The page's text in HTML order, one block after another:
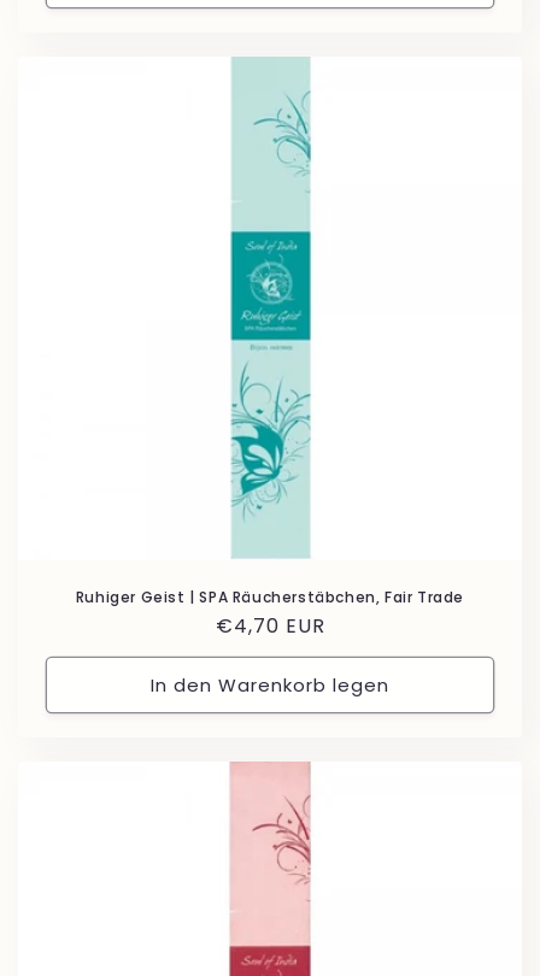
Ruhiger Geist | SPA Räucherstäbchen, Fair Trade
Normaler
Preis
€4,70 EUR
In den Warenkorb legen